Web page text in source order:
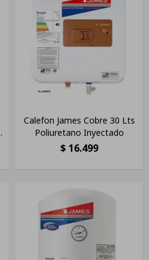
Calefon James Cobre 30 Lts
Poliuretano Inyectado
$ 16.499